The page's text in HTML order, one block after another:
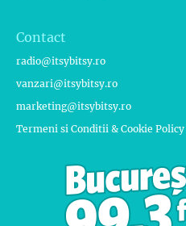
Contact
radio@itsybitsy.ro
vanzari@itsybitsy.ro
marketing@itsybitsy.ro
Termeni si Conditii & Cookie Policy